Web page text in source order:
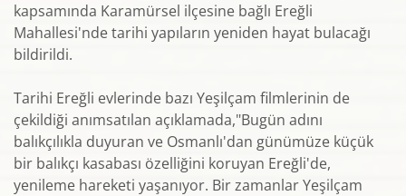
kapsamında Karamürsel ilçesine bağlı Ereğli
Mahallesi'nde tarihi yapıların yeniden hayat bulacağı
bildirildi.
Tarihi Ereğli evlerinde bazı Yeşilçam filmlerinin de
çekildiği anımsatılan açıklamada,"Bugün adını
balıkçılıkla duyuran ve Osmanlı'dan günümüze küçük
bir balıkçı kasabası özelliğini koruyan Ereğli'de,
yenileme hareketi yaşanıyor. Bir zamanlar Yeşilçam